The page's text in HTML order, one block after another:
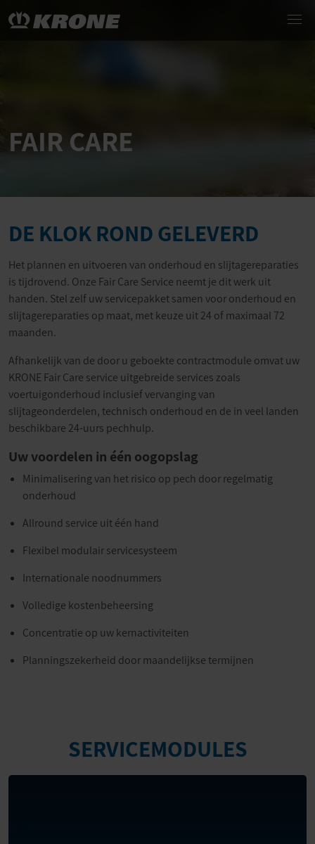
FAIR CARE
DE KLOK ROND GELEVERD
Het plannen en uitvoeren van onderhoud en slijtagereparaties
is tijdrovend. Onze Fair Care Service neemt je dit werk uit
handen. Stel zelf uw servicepakket samen voor onderhoud en
slijtagereparaties op maat, met keuze uit 24 of maximaal 72
maanden.
Afhankelijk van de door u geboekte contractmodule omvat uw
KRONE Fair Care service uitgebreide services zoals
voertuigonderhoud inclusief vervanging van
slijtageonderdelen, technisch onderhoud en de in veel landen
beschikbare 24-uurs pechhulp.
Uw voordelen in één oogopslag
Minimalisering van het risico op pech door regelmatig
onderhoud
Allround service uit één hand
Flexibel modulair servicesysteem
Internationale noodnummers
Volledige kostenbeheersing
Concentratie op uw kernactiviteiten
Planningszekerheid door maandelijkse termijnen
SERVICEMODULES